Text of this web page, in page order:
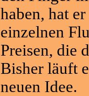
haben, hat
einzelnen
Preisen, die
Bisher läuft
neuen Idee.